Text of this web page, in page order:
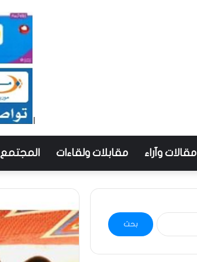
مقالات وآراء مقابلات ولقاءات المجتمع
البحث
عن: